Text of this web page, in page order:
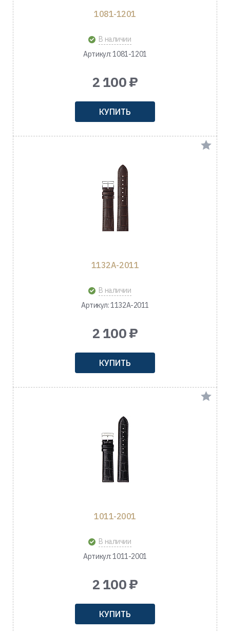
1081-1201
В наличии
Артикул: 1081-1201
2 100 ₽
КУПИТЬ
1132A-2011
В наличии
Артикул: 1132A-2011
2 100 ₽
КУПИТЬ
1011-2001
В наличии
Артикул: 1011-2001
2 100 ₽
КУПИТЬ